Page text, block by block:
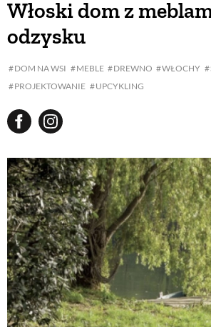
Włoski dom z
odzysku
DOM NA WSI MEBLE DREWNO WŁOCHY
PROJEKTOWANIE
UPCYKLINGOGRÓD
ROŚLINY
PORADY
ZIELEŃ W
PROJEKTOWANIE